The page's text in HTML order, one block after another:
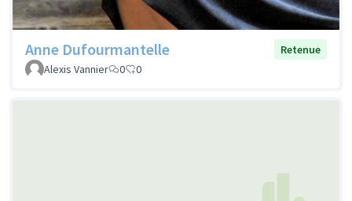
Anne Dufourmantelle
Retenue
Alexis Vannier
0 0